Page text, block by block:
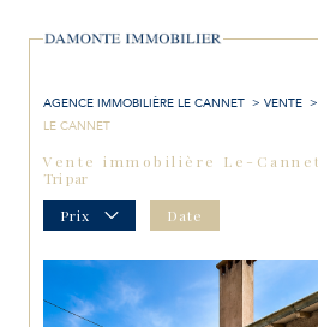
AGENCE IMMOBILIÈRE LE CANNET VENTE
LE CANNET
Vente immobilière Le-Cannet
Tri par
Prix
Date